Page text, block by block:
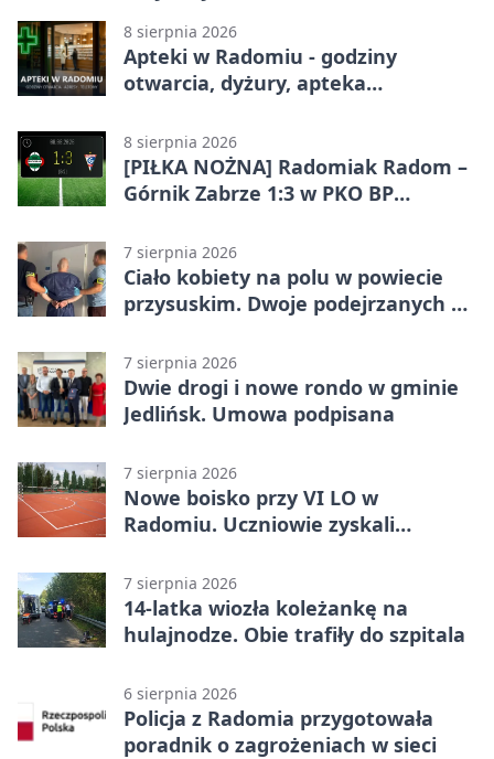
8 sierpnia 2026
Apteki w Radomiu - godziny
otwarcia, dyżury, apteka
8 sierpnia 2026
[PIŁKA NOŻNA] Radomiak Radom –
Górnik Zabrze 1:3 w PKO BP
golami pogrążył gospodarzy
7 sierpnia 2026
Ciało kobiety na polu w powiecie
przysuskim. Dwoje podejrzanych w
7 sierpnia 2026
Dwie drogi i nowe rondo w gminie
Jedlińsk. Umowa podpisana
7 sierpnia 2026
Nowe boisko przy VI LO w
Radomiu. Uczniowie zyskali
7 sierpnia 2026
14-latka wiozła koleżankę na
hulajnodze. Obie trafiły do szpitala
6 sierpnia 2026
Policja z Radomia przygotowała
poradnik o zagrożeniach w sieci